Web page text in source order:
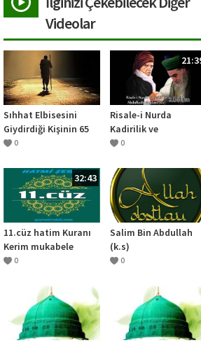
Videolar
Sıhhat Elbisesini
Giydirdiği Kişinin 65
Sene Hiçbir Ağrı
0
Risale-i Nurda
Kadirilik ve
Abdulkadir Geylani
0
32:43
11.cüz hatim Kuranı
Kerim mukabele
0
Salim Bin Abdullah
(k.s)
0